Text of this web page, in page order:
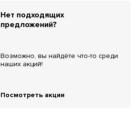
Нет подходящих
предложений?
Возможно, вы найдёте что-то среди
наших акций!
Посмотреть акции